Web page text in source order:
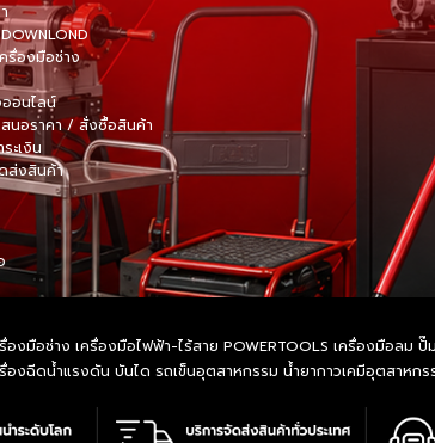
รื่องมือช่าง
อนไลน์
สนอราคา / สั่งซื้อสินค้า
ะเงิน
ส่งสินค้า
องมือช่าง เครื่องมือไฟฟ้า-ไร้สาย POWERTOOLS เครื่องมือล
งฉีดน้ำแรงดัน บันได รถเข็นอุตสาหกรรม น้ำยากาวเคมีอุตสาห